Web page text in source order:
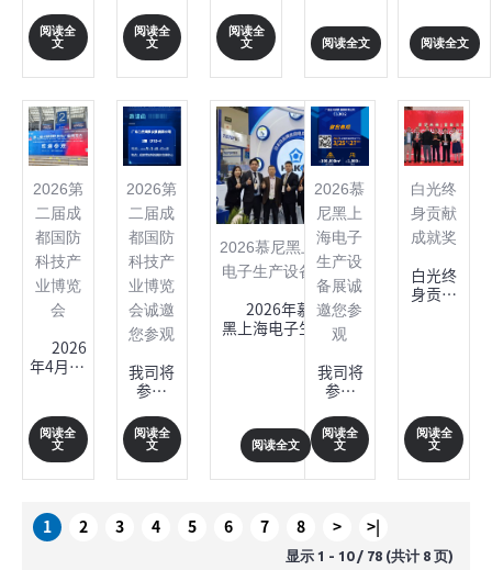
白光长
三角地
区专项
交流会
议于上
海喜来
登酒店
顺利召
次会议
环
绕“白
光公司
长三角
市场交
流
会”为
主题。
日本白
光株式
导、白
光中国
公司领
苏州地
区四家
授权...
阅读全
文
以“决
胜芯时
代，共
创芯未
主题的
2026中
国（合
肥）国
际半导
体与集
成电路
产业展
览会，
在合肥
滨湖国
际会展
中心盛
幕。展
览面积
达
10000
平方
米，吸
引国
阅读全
文
的第27
届长沙
智能制
在长沙
国际会
展中心
盛大举
办。开
展首
日，现
场人潮
涌动、
洽谈热
自全国
各地的
了这场
中部智
能制
造...
阅读全
文
会展中心
举办的合
肥国际半
导体与集
成电路产
业展览
会。 6号
馆，展位
B162。 本
届博览会
将围
绕“决胜
芯时代，
共创芯未
来”的主
题，为行
业提供一
个全球
商...
阅读全文
沙智能制造
装备博览
会。 展位号
122。 2026
长沙智能制
造装备博览
会，创办于
2000年，
已成为推动
湖南及中部
地区先进制
阅读全文
2026第
二届成
都国防
科技产
业博览
会
2026
年4月16
以“构
建国防
科技产
业生
务国家
战略腹
阅读全
文
2026第
二届成
都国防
科技产
业博览
会诚邀
您参观
我司将
参加
4月16-
18日在
成都世
纪城新
展中心
举办的
阅读全
文
2026慕尼黑上海
电子生产设备展
2026年慕尼
黑上海电子生产
（productronica
China）于3月25
日至27日在上海
新国际博览中心
盛大举办。
本次展会作为电
子制造行业重要
阅读全文
2026慕
尼黑上
海电子
生产设
备展诚
邀您参
观
我司将
参加
3月25-
27日在
上海新
国际博
举办的
上海电
阅读全
文
白光终
身贡献
成就奖
白光终
身贡献
科白光
电子技
术有限
公司
邦五金
阅读全
文
1 2 3 4 5 6 7 8 > >|
显示 1 - 10 / 78 (共计 8 页)